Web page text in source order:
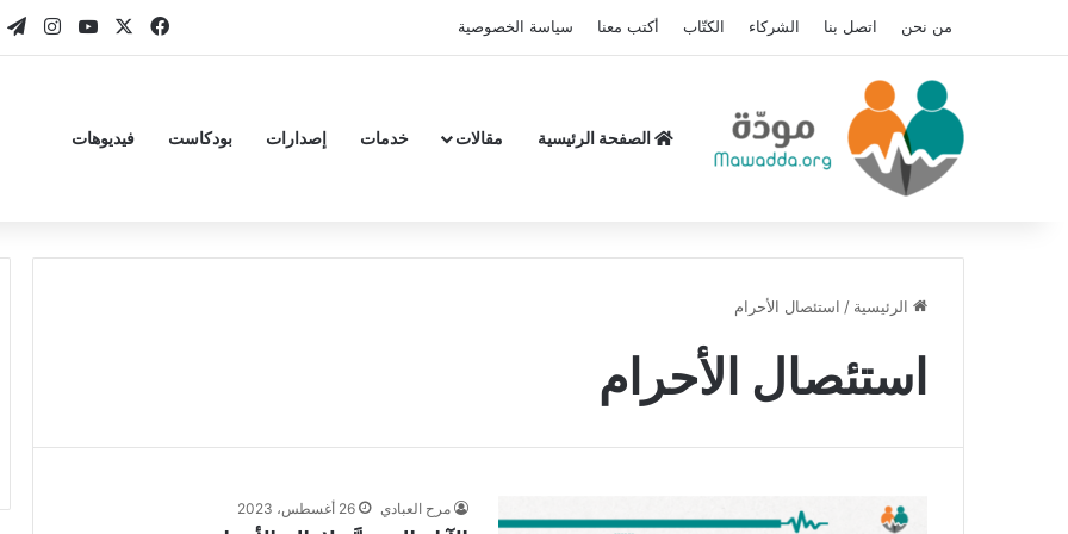
من نحن اتصل بنا الشركاء الكتّاب أكتب معنا سياسة الخصوصية فيسبوك ‫YouTube
الصفحة الرئيسية مقالات خدمات إصدارات بودكاست فيديوهات
الرئيسية / استئصال الأحرام
استئصال الأحرام
مرح العبادي 26 أغسطس، 2023